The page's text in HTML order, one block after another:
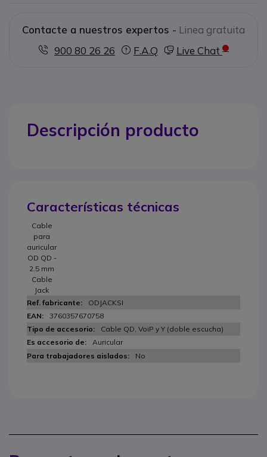
Contacte a nuestros expertos - Linea gratuita
900 80 26 26
F.A.Q Live Chat
Descripción producto
Características técnicas
Cable
para
auricular
OD QD -
2.5 mm
Cable
Jack
ODJACKSI
3760357670758
Cable QD, VoiP y Y (doble escucha)
Auricular
No